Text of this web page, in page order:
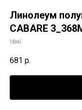
Линолеум
CABARE
Ideal
681 р.